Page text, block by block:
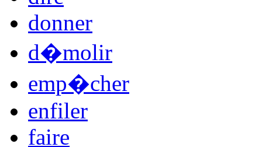
donner
d�molir
emp�cher
enfiler
faire